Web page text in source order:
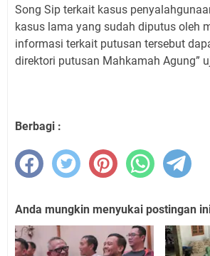
Song Sip terkait kasus
kasus lama yang sudah diputus oleh
informasi terkait putusan tersebut
direktori putusan Mahkamah Agung”
Berbagi :
Anda mungkin menyukai postingan